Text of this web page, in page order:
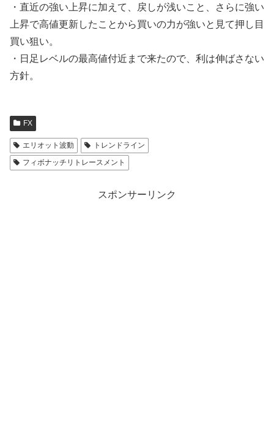
・直近の強い上昇に加えて、戻しが浅いこと、さらに強い
上昇で高値更新したことから買いの力が強いと見て押し目
買い狙い。
・日足レベルの最高値付近まで来たので、利は伸ばさない
方針。
FX
エリオット波動
トレンドライン
フィボナッチリトレースメント
スポンサーリンク